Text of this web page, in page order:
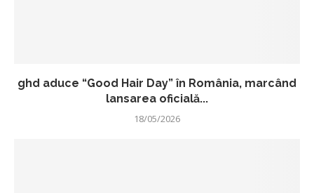
ghd aduce “Good Hair Day” în România, marcând
lansarea oficială...
18/05/2026